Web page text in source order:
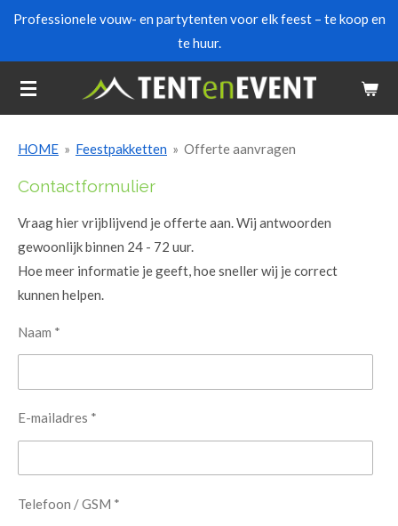
Ga
de
hoofdinhoud
Professionele vouw- en partytenten voor elk feest – te koop en
te huur.
HOME » Feestpakketten » Offerte aanvragen
Contactformulier
Vraag hier vrijblijvend je offerte aan. Wij antwoorden
gewoonlijk binnen 24 - 72 uur.
Hoe meer informatie je geeft, hoe sneller wij je correct
kunnen helpen.
Naam *
E-mailadres *
Telefoon / GSM *